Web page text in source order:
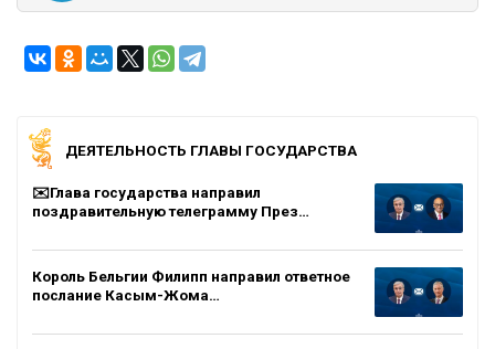
ДЕЯТЕЛЬНОСТЬ ГЛАВЫ ГОСУДАРСТВА
✉️Глава государства направил
поздравительную телеграмму През…
Король Бельгии Филипп направил ответное
послание Касым-Жома…